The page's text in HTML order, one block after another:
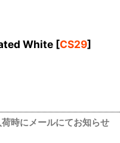
White [CS29]
時にメールにてお知らせ